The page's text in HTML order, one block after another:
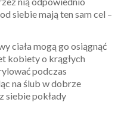
siebie mają ten sam cel –
ciała mogą go osiągnąć
kobiety o krągłych
podczas
na ślub w dobrze
siebie pokłady